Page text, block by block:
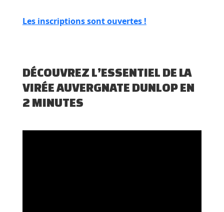
Les inscriptions sont ouvertes !
DÉCOUVREZ L’ESSENTIEL DE LA
VIRÉE AUVERGNATE DUNLOP EN
2 MINUTES